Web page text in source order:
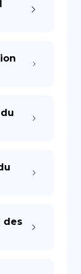
des